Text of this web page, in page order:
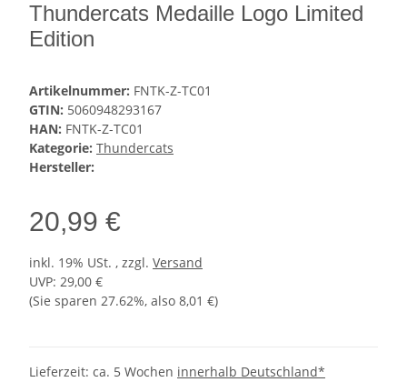
Thundercats Medaille Logo Limited
Edition
Artikelnummer: FNTK-Z-TC01
GTIN: 5060948293167
HAN: FNTK-Z-TC01
Kategorie: Thundercats
Hersteller:
20,99 €
inkl. 19% USt. , zzgl. Versand
UVP: 29,00 €
(Sie sparen 27.62%, also 8,01 €)
Lieferzeit: ca. 5 Wochen innerhalb Deutschland*